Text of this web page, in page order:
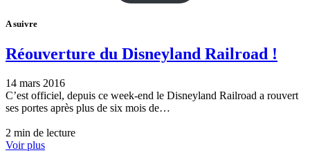
A suivre
Réouverture du Disneyland Railroad !
14 mars 2016
C’est officiel, depuis ce week-end le Disneyland Railroad a rouvert
ses portes après plus de six mois de…
2 min de lecture
Voir plus